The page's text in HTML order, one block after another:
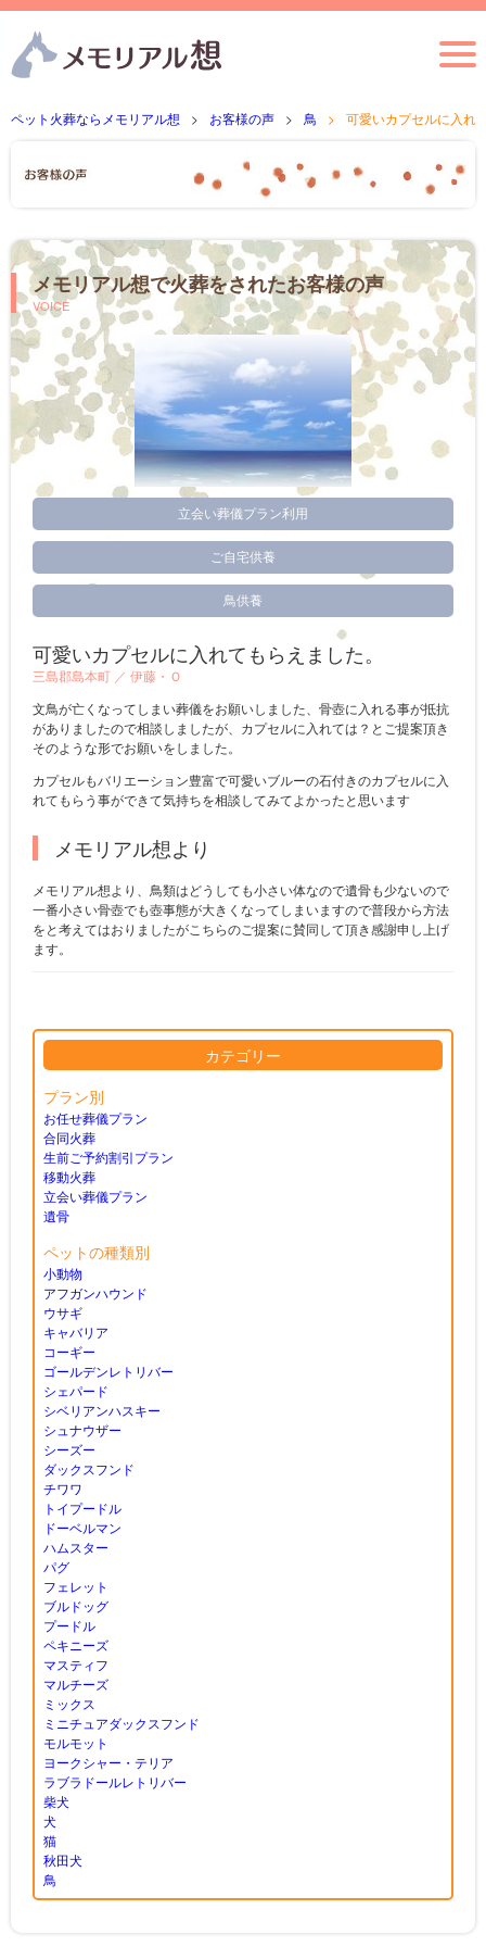
ペット火葬ならメモリアル想 お客様の声 鳥 可愛いカプセルに入れ
メモリアル想で火葬をされたお客様の声
VOICE
立会い葬儀プラン利用
ご自宅供養
鳥供養
可愛いカプセルに入れてもらえました。
三島郡島本町 ／ 伊藤・Ｏ
文鳥が亡くなってしまい葬儀をお願いしました、骨壺に入れる事が抵抗
がありましたので相談しましたが、カプセルに入れては？とご提案頂き
そのような形でお願いをしました。
カプセルもバリエーション豊富で可愛いブルーの石付きのカプセルに入
れてもらう事ができて気持ちを相談してみてよかったと思います
メモリアル想より
メモリアル想より、鳥類はどうしても小さい体なので遺骨も少ないので
一番小さい骨壺でも壺事態が大きくなってしまいますので普段から方法
をと考えてはおりましたがこちらのご提案に賛同して頂き感謝申し上げ
ます。
カテゴリー
プラン別
お任せ葬儀プラン
合同火葬
生前ご予約割引プラン
移動火葬
立会い葬儀プラン
遺骨
ペットの種類別
小動物
アフガンハウンド
ウサギ
キャバリア
コーギー
ゴールデンレトリバー
シェパード
シベリアンハスキー
シュナウザー
シーズー
ダックスフンド
チワワ
トイプードル
ドーベルマン
ハムスター
パグ
フェレット
ブルドッグ
プードル
ペキニーズ
マスティフ
マルチーズ
ミックス
ミニチュアダックスフンド
モルモット
ヨークシャー・テリア
ラブラドールレトリバー
柴犬
犬
猫
秋田犬
鳥